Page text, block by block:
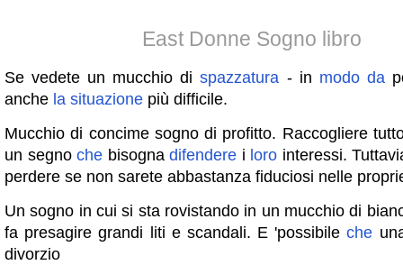
East Donne Sogno libro
Se vedete un mucchio dispazzatura - in modo da
anche la situazione più difficile.
Mucchio di concime sogno di profitto. Raccogliere
un segnoche bisognadifendere i loro interessi.
perdere se non sarete abbastanza fiduciosi nelle
Un sogno in cui si sta rovistando in un mucchio di
fa presagire grandi liti e scandali. E 'possibileche
divorzio